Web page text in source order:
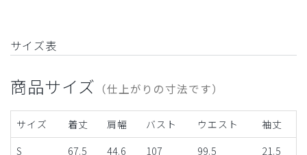
サイズ表
商品サイズ （仕上がりの寸法です）
サイズ 着丈 肩幅 バスト ウエスト
袖丈
S
67.5 44.6 107 99.5
21.5